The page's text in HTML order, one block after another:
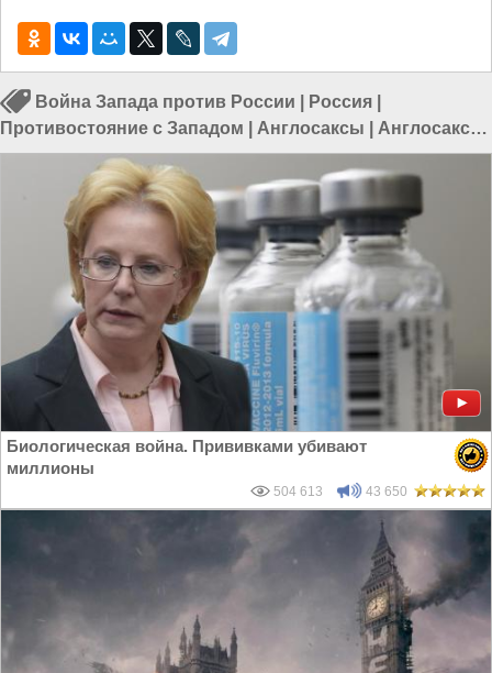
Война Запада против России Россия
Противостояние с Западом
Англосаксы
Англосаксы
в России
Биологическая война. Прививками убивают
миллионы
504 613 43 650